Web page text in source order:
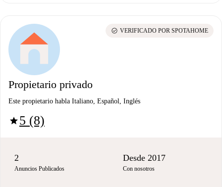
Propietario privado
Este propietario habla Italiano, Español, Inglés
star5 (8)
check_circle VERIFICADO POR SPOTAHOME
2
Anuncios Publicados
Desde 2017
Con nosotros